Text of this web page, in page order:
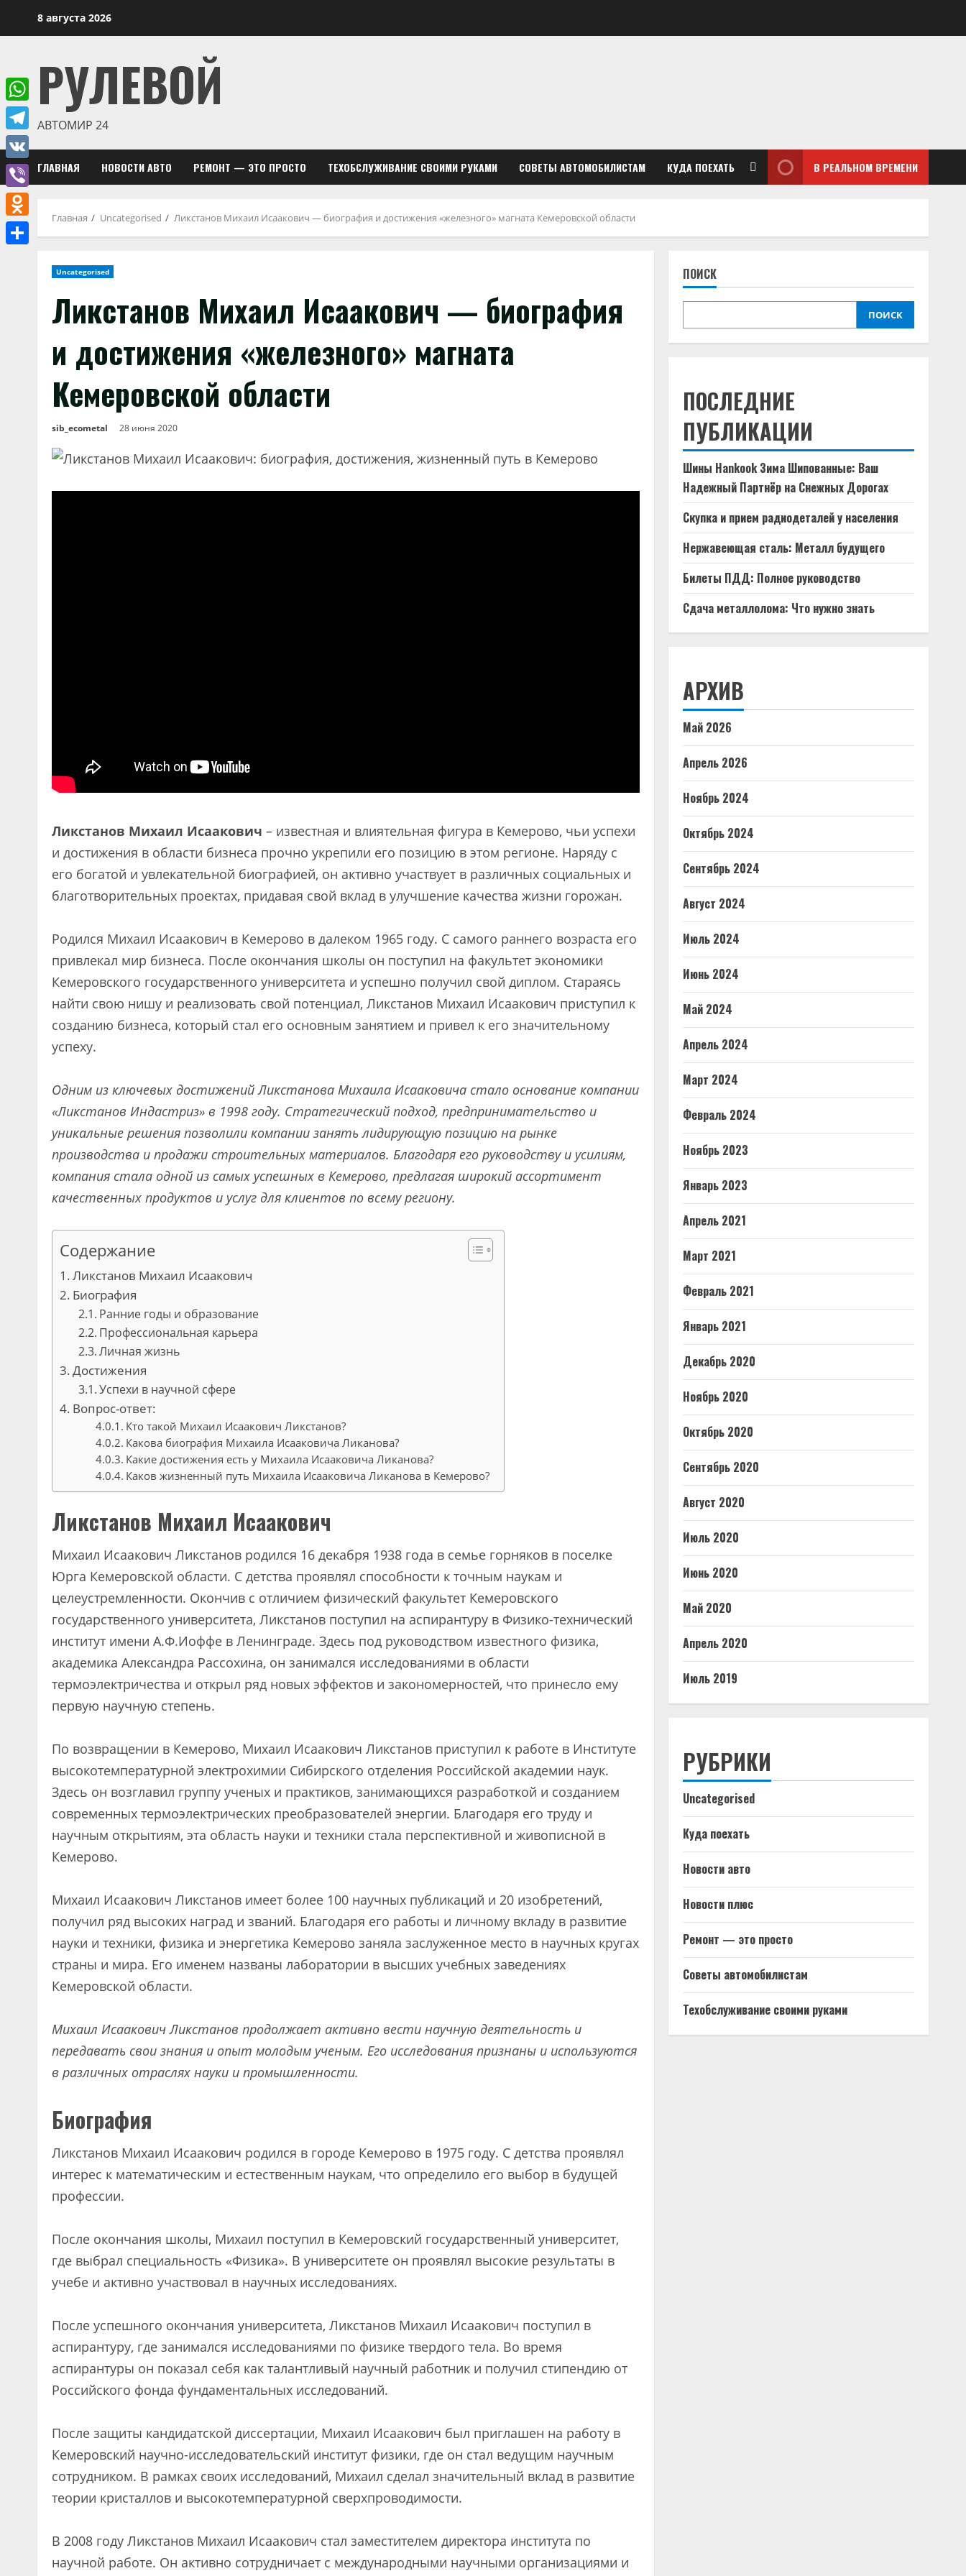
8 августа 2026
РУЛЕВОЙ
АВТОМИР 24
ГЛАВНАЯ НОВОСТИ АВТО РЕМОНТ — ЭТО ПРОСТО ТЕХОБСЛУЖИВАНИЕ СВОИМИ РУКАМИ СОВЕТЫ АВТОМОБИЛИСТАМ КУДА ПОЕХАТЬ В РЕАЛЬНОМ ВРЕМЕНИ
Главная Uncategorised Ликстанов Михаил Исаакович — биография и достижения «железного» магната Кемеровской области
Uncategorised
Ликстанов Михаил Исаакович — биография
и достижения «железного» магната
Кемеровской области
sib_ecometal 28 июня 2020
Ликстанов Михаил Исаакович – известная и влиятельная фигура в Кемерово, чьи успехи
и достижения в области бизнеса прочно укрепили его позицию в этом регионе. Наряду с
его богатой и увлекательной биографией, он активно участвует в различных социальных и
благотворительных проектах, придавая свой вклад в улучшение качества жизни горожан.
Родился Михаил Исаакович в Кемерово в далеком 1965 году. С самого раннего возраста его
привлекал мир бизнеса. После окончания школы он поступил на факультет экономики
Кемеровского государственного университета и успешно получил свой диплом. Стараясь
найти свою нишу и реализовать свой потенциал, Ликстанов Михаил Исаакович приступил к
созданию бизнеса, который стал его основным занятием и привел к его значительному
успеху.
Одним из ключевых достижений Ликстанова Михаила Исааковича стало основание компании
«Ликстанов Индастриз» в 1998 году. Стратегический подход, предпринимательство и
уникальные решения позволили компании занять лидирующую позицию на рынке
производства и продажи строительных материалов. Благодаря его руководству и усилиям,
компания стала одной из самых успешных в Кемерово, предлагая широкий ассортимент
качественных продуктов и услуг для клиентов по всему региону.
Содержание
Ликстанов Михаил Исаакович
Биография
Ранние годы и образование
Профессиональная карьера
Личная жизнь
Достижения
Успехи в научной сфере
Вопрос-ответ:
Кто такой Михаил Исаакович Ликстанов?
Какова биография Михаила Исааковича Ликанова?
Какие достижения есть у Михаила Исааковича Ликанова?
Каков жизненный путь Михаила Исааковича Ликанова в Кемерово?
Ликстанов Михаил Исаакович
Михаил Исаакович Ликстанов родился 16 декабря 1938 года в семье горняков в поселке
Юрга Кемеровской области. С детства проявлял способности к точным наукам и
целеустремленности. Окончив с отличием физический факультет Кемеровского
государственного университета, Ликстанов поступил на аспирантуру в Физико-технический
институт имени А.Ф.Иоффе в Ленинграде. Здесь под руководством известного физика,
академика Александра Рассохина, он занимался исследованиями в области
термоэлектричества и открыл ряд новых эффектов и закономерностей, что принесло ему
первую научную степень.
По возвращении в Кемерово, Михаил Исаакович Ликстанов приступил к работе в Институте
высокотемпературной электрохимии Сибирского отделения Российской академии наук.
Здесь он возглавил группу ученых и практиков, занимающихся разработкой и созданием
современных термоэлектрических преобразователей энергии. Благодаря его труду и
научным открытиям, эта область науки и техники стала перспективной и живописной в
Кемерово.
Михаил Исаакович Ликстанов имеет более 100 научных публикаций и 20 изобретений,
получил ряд высоких наград и званий. Благодаря его работы и личному вкладу в развитие
науки и техники, физика и энергетика Кемерово заняла заслуженное место в научных кругах
страны и мира. Его именем названы лаборатории в высших учебных заведениях
Кемеровской области.
Михаил Исаакович Ликстанов продолжает активно вести научную деятельность и
передавать свои знания и опыт молодым ученым. Его исследования признаны и используются
в различных отраслях науки и промышленности.
Биография
Ликстанов Михаил Исаакович родился в городе Кемерово в 1975 году. С детства проявлял
интерес к математическим и естественным наукам, что определило его выбор в будущей
профессии.
После окончания школы, Михаил поступил в Кемеровский государственный университет,
где выбрал специальность «Физика». В университете он проявлял высокие результаты в
учебе и активно участвовал в научных исследованиях.
После успешного окончания университета, Ликстанов Михаил Исаакович поступил в
аспирантуру, где занимался исследованиями по физике твердого тела. Во время
аспирантуры он показал себя как талантливый научный работник и получил стипендию от
Российского фонда фундаментальных исследований.
После защиты кандидатской диссертации, Михаил Исаакович был приглашен на работу в
Кемеровский научно-исследовательский институт физики, где он стал ведущим научным
сотрудником. В рамках своих исследований, Михаил сделал значительный вклад в развитие
теории кристаллов и высокотемпературной сверхпроводимости.
В 2008 году Ликстанов Михаил Исаакович стал заместителем директора института по
научной работе. Он активно сотрудничает с международными научными организациями и
ПОИСК
ПОИСК
ПОСЛЕДНИЕ
ПУБЛИКАЦИИ
Шины Hankook Зима Шипованные: Ваш
Надежный Партнёр на Снежных Дорогах
Скупка и прием радиодеталей у населения
Нержавеющая сталь: Металл будущего
Билеты ПДД: Полное руководство
Сдача металлолома: Что нужно знать
АРХИВ
Май 2026
Апрель 2026
Ноябрь 2024
Октябрь 2024
Сентябрь 2024
Август 2024
Июль 2024
Июнь 2024
Май 2024
Апрель 2024
Март 2024
Февраль 2024
Ноябрь 2023
Январь 2023
Апрель 2021
Март 2021
Февраль 2021
Январь 2021
Декабрь 2020
Ноябрь 2020
Октябрь 2020
Сентябрь 2020
Август 2020
Июль 2020
Июнь 2020
Май 2020
Апрель 2020
Июль 2019
РУБРИКИ
Uncategorised
Куда поехать
Новости авто
Новости плюс
Ремонт — это просто
Советы автомобилистам
Техобслуживание своими руками
WhatsApp
Telegram
VK
Viber
Odnoklassniki